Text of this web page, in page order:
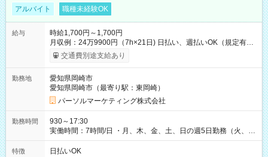
アルバイト 職種未経験OK
給与
時給1,700円～1,700円
月収例：24万9900円（7h×21日) 日払い、週払いOK（規定有
り） 【試用期間】試用期間なし
交通費別途支給あり
勤務地
愛知県岡崎市
愛知県岡崎市（最寄り駅：東岡崎）
パーソルマーケティング株式会社
勤務時間
930～17:30
実働時間：7時間/日 ・月、木、金、土、日の週5日勤務（火、水
は固定休です／夏季、年末年始等、長期休暇有り！） ・ワンシ
フト！ 残業ほぼナシ（0～5h/月）
特徴 日払いOK